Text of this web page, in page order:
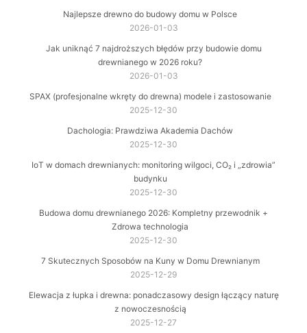
Najlepsze drewno do budowy domu w Polsce
2026-01-03
Jak uniknąć 7 najdroższych błędów przy budowie domu
drewnianego w 2026 roku?
2026-01-03
SPAX (profesjonalne wkręty do drewna) modele i zastosowanie
2025-12-30
Dachologia: Prawdziwa Akademia Dachów
2025-12-30
IoT w domach drewnianych: monitoring wilgoci, CO₂ i „zdrowia”
budynku
2025-12-30
Budowa domu drewnianego 2026: Kompletny przewodnik +
Zdrowa technologia
2025-12-30
7 Skutecznych Sposobów na Kuny w Domu Drewnianym
2025-12-29
Elewacja z łupka i drewna: ponadczasowy design łączący naturę
z nowoczesnością
2025-12-27